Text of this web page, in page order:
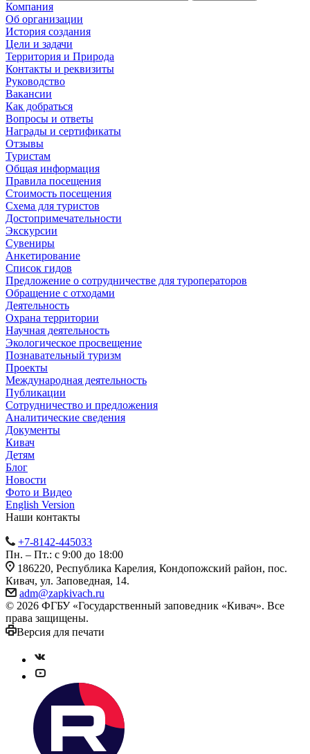
Компания
Об организации
История создания
Цели и задачи
Территория и Природа
Контакты и реквизиты
Руководство
Вакансии
Как добраться
Вопросы и ответы
Награды и сертификаты
Отзывы
Туристам
Общая информация
Правила посещения
Стоимость посещения
Схема для туристов
Достопримечательности
Экскурсии
Сувениры
Анкетирование
Список гидов
Предложение о сотрудничестве для туроператоров
Обращение с отходами
Деятельность
Охрана территории
Научная деятельность
Экологическое просвещение
Познавательный туризм
Проекты
Международная деятельность
Публикации
Сотрудничество и предложения
Аналитические сведения
Документы
Кивач
Детям
Блог
Новости
Фото и Видео
English Version
Наши контакты
+7-8142-445033
Пн. – Пт.: с 9:00 до 18:00
186220, Республика Карелия, Кондопожский район, пос.
Кивач, ул. Заповедная, 14.
adm@zapkivach.ru
© 2026 ФГБУ «Государственный заповедник «Кивач». Все
права защищены.
Версия для печати